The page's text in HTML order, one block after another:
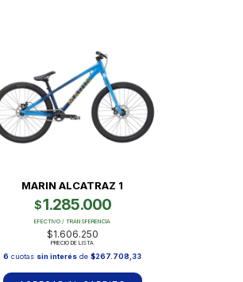
MARIN ALCATRAZ 1
$1.285.000
EFECTIVO / TRANSFERENCIA
$1.606.250
PRECIO DE LISTA
6 cuotas sin interés de$267.708,33